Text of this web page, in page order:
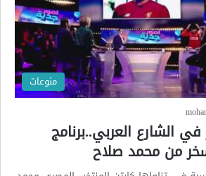
منوعات
الشارع العربي..برنامج
من محمد صلاح